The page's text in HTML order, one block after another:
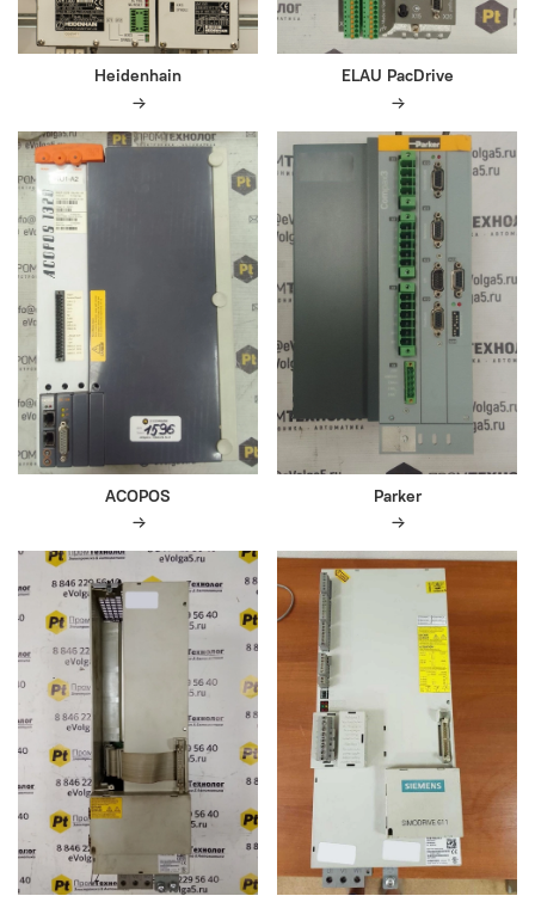
Heidenhain ELAU PacDrive
ACOPOS Parker